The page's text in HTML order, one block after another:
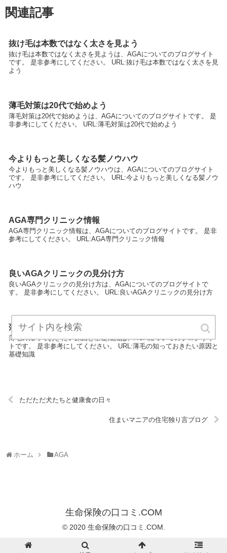
関連記事
抜け毛は本数ではなく太さを見よう
抜け毛は本数ではなく太さを見ようは、AGAについてのブログサイト
です。 是非参考にしてください。 URL:抜け毛は本数ではなく太さを見
よう
薄毛対策は20代で始めよう
薄毛対策は20代で始めようは、AGAについてのブログサイトです。 是
非参考にしてください。 URL:薄毛対策は20代で始めよう
今よりもっと美しくなる髪ノウハウ
今よりもっと美しくなる髪ノウハウは、AGAについてのブログサイト
です。 是非参考にしてください。 URL:今よりもっと美しくなる髪ノウ
ハウ
AGA専門クリニック情報
AGA専門クリニック情報は、AGAについてのブログサイトです。 是非
参考にしてください。 URL:AGA専門クリニック情報
良いAGAクリニックの見分け方
良いAGAクリニックの見分け方は、AGAについてのブログサイトで
す。 是非参考にしてください。 URL:良いAGAクリニックの見分け方
薄毛の知っておきたい原因と基礎知識
薄毛の知っておきたい原因と基礎知識は、AGAについてのブログサイ
トです。 是非参考にしてください。 URL:薄毛の知っておきたい原因と
基礎知識
ただただ犬たちと健康食の日々
住まいマニアの住宅独り言ブログ
ホーム AGA
生命保険の口コミ.COM
© 2020 生命保険の口コミ.COM.